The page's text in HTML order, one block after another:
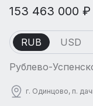
153 463 000 ₽
RUB USD
Рублево-
г. Одинцово, п.